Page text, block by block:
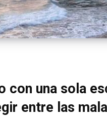
con una sola
entre las